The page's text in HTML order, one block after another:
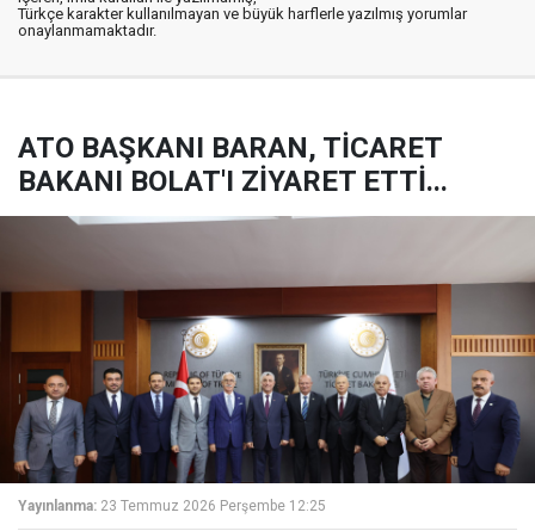
Türkçe karakter kullanılmayan ve büyük harflerle yazılmış yorumlar
onaylanmamaktadır.
ATO BAŞKANI BARAN, TİCARET
BAKANI BOLAT'I ZİYARET ETTİ...
Yayınlanma: 23 Temmuz 2026 Perşembe 12:25